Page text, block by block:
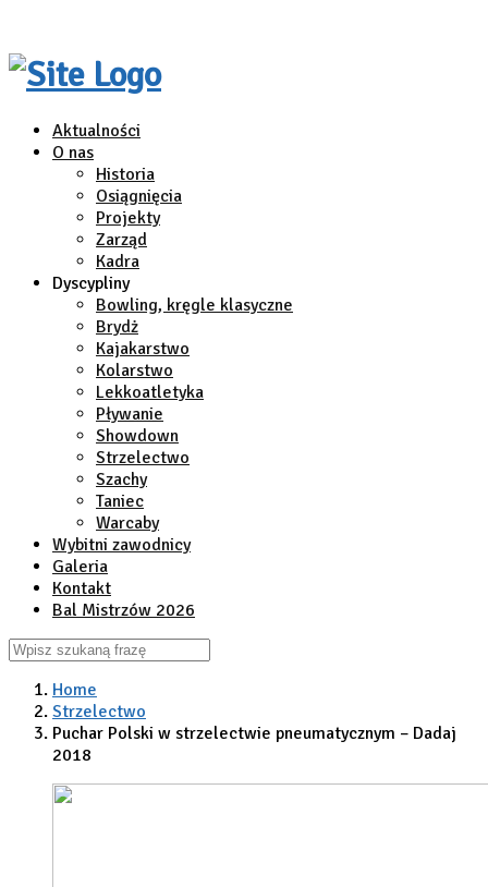
Aktualności
O nas
Historia
Osiągnięcia
Projekty
Zarząd
Kadra
Dyscypliny
Bowling, kręgle klasyczne
Brydż
Kajakarstwo
Kolarstwo
Lekkoatletyka
Pływanie
Showdown
Strzelectwo
Szachy
Taniec
Warcaby
Wybitni zawodnicy
Galeria
Kontakt
Bal Mistrzów 2026
Home
Strzelectwo
Puchar Polski w strzelectwie pneumatycznym – Dadaj
2018